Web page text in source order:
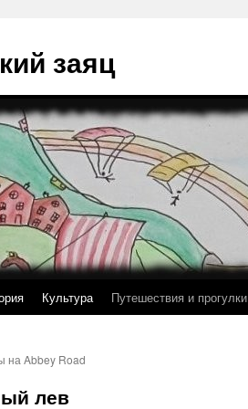
заяц
Культура Путешествия и прогулки
на Abbey Road
лев